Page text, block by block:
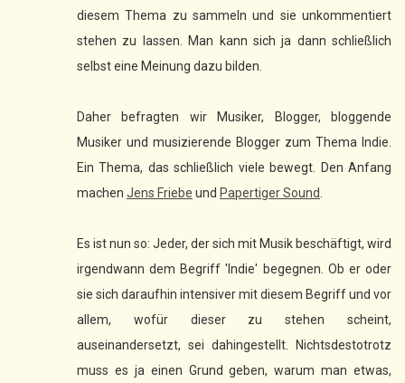
diesem Thema zu sammeln und sie unkommentiert
stehen zu lassen. Man kann sich ja dann schließlich
selbst eine Meinung dazu bilden.
Daher befragten wir Musiker, Blogger, bloggende
Musiker und musizierende Blogger zum Thema Indie.
Ein Thema, das schließlich viele bewegt. Den Anfang
machen Jens Friebe und Papertiger Sound
Es ist nun so: Jeder, der sich mit Musik beschäftigt, wird
irgendwann dem Begriff 'Indie' begegnen. Ob er oder
sie sich daraufhin intensiver mit diesem Begriff und vor
allem, wofür dieser zu stehen scheint,
auseinandersetzt, sei dahingestellt. Nichtsdestotrotz
muss es ja einen Grund geben, warum man etwas,